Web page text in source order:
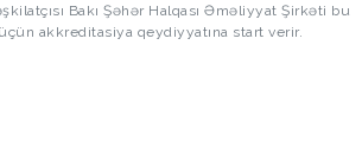
Bakı Şəhər Halqası Əməliyyat Şirkəti bu
akkreditasiya qeydiyyatına start verir.